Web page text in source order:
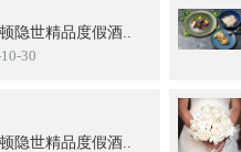
隐世精品度假酒..
30
隐世精品度假酒..